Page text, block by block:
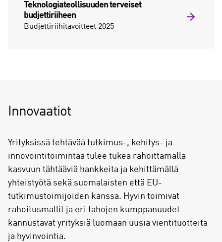
Teknologiateollisuuden terveiset
budjettiriiheen
Budjettiriihitavoitteet 2025
Innovaatiot
Yrityksissä tehtävää tutkimus-, kehitys- ja
innovointitoimintaa tulee tukea rahoittamalla
kasvuun tähtääviä hankkeita ja kehittämällä
yhteistyötä sekä suomalaisten että EU-
tutkimustoimijoiden kanssa. Hyvin toimivat
rahoitusmallit ja eri tahojen kumppanuudet
kannustavat yrityksiä luomaan uusia vientituotteita
ja hyvinvointia.